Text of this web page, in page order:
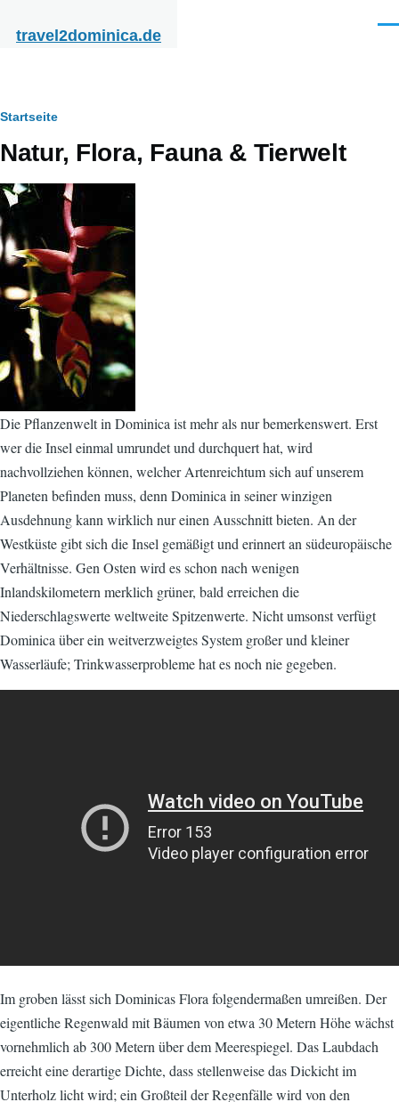
travel2dominica.de
Pfadnavigation
Startseite
Natur, Flora, Fauna & Tierwelt
Die Pflanzenwelt in Dominica ist mehr als nur bemerkenswert. Erst
wer die Insel einmal umrundet und durchquert hat, wird
nachvollziehen können, welcher Artenreichtum sich auf unserem
Planeten befinden muss, denn Dominica in seiner winzigen
Ausdehnung kann wirklich nur einen Ausschnitt bieten. An der
Westküste gibt sich die Insel gemäßigt und erinnert an südeuropäische
Verhältnisse. Gen Osten wird es schon nach wenigen
Inlandskilometern merklich grüner, bald erreichen die
Niederschlagswerte weltweite Spitzenwerte. Nicht umsonst verfügt
Dominica über ein weitverzweigtes System großer und kleiner
Wasserläufe; Trinkwasserprobleme hat es noch nie gegeben.
Im groben lässt sich Dominicas Flora folgendermaßen umreißen. Der
eigentliche Regenwald mit Bäumen von etwa 30 Metern Höhe wächst
vornehmlich ab 300 Metern über dem Meerespiegel. Das Laubdach
erreicht eine derartige Dichte, dass stellenweise das Dickicht im
Unterholz licht wird; ein Großteil der Regenfälle wird von den